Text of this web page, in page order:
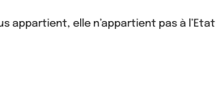
appartient, elle n’appartient pas à l’Etat